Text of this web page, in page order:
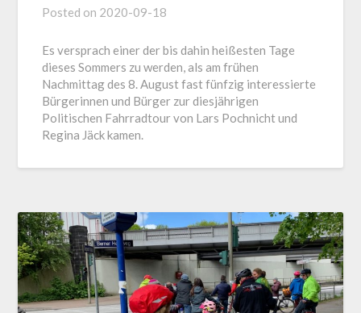
Posted on 2020-09-18
Es versprach einer der bis dahin heißesten Tage
dieses Sommers zu werden, als am frühen
Nachmittag des 8. August fast fünfzig interessierte
Bürgerinnen und Bürger zur diesjährigen
Politischen Fahrradtour von Lars Pochnicht und
Regina Jäck kamen.